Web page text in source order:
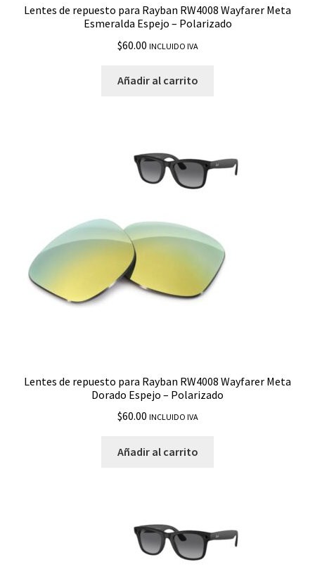
Lentes de repuesto para Rayban RW4008 Wayfarer Meta
Esmeralda Espejo – Polarizado
$60.00 INCLUIDO IVA
Añadir al carrito
Lentes de repuesto para Rayban RW4008 Wayfarer Meta
Dorado Espejo – Polarizado
$60.00 INCLUIDO IVA
Añadir al carrito